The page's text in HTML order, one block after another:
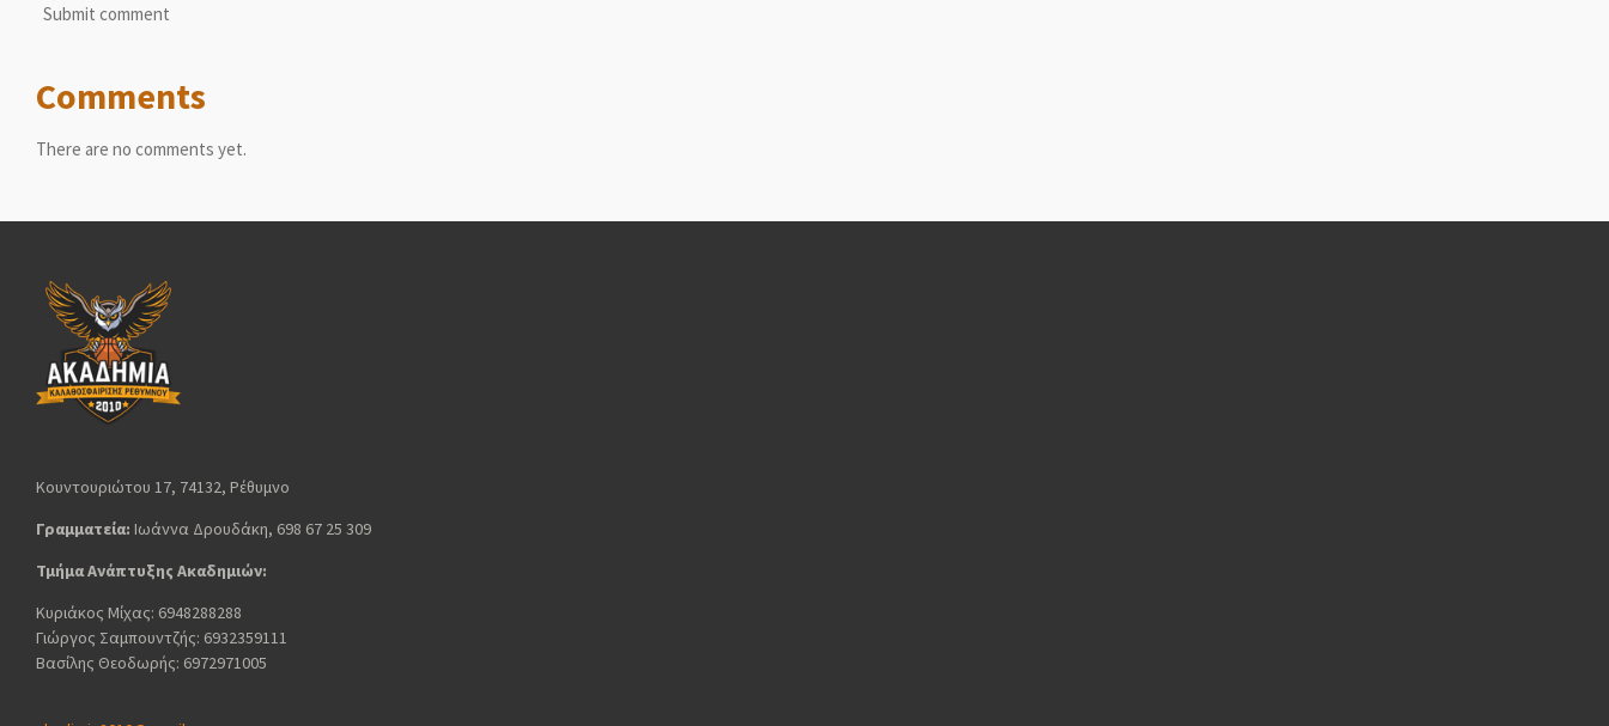
Submit comment
Comments
There are no comments yet.
Κουντουριώτου 17, 74132, Ρέθυμνο
Γραμματεία: Ιωάννα Δρουδάκη, 698 67 25 309
Τμήμα Ανάπτυξης Ακαδημιών:
Κυριάκος Μίχας: 6948288288
Γιώργος Σαμπουντζής: 6932359111
Βασίλης Θεοδωρής: 6972971005